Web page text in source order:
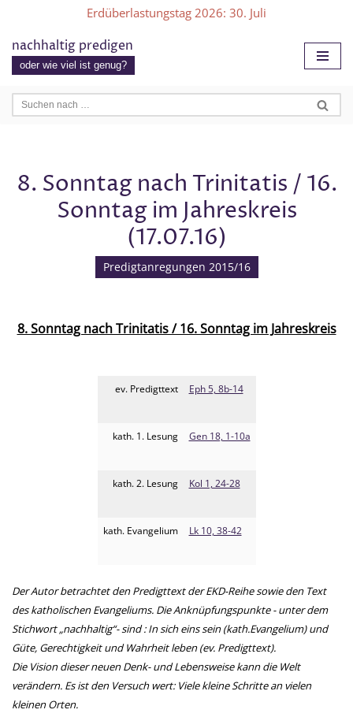
Zum
Inhalt
Erdüberlastungstag 2026: 30. Juli
nachhaltig predigen
oder wie viel ist genug?
8. Sonntag nach Trinitatis / 16.
Sonntag im Jahreskreis
(17.07.16)
Predigtanregungen 2015/16
8. Sonntag nach Trinitatis / 16. Sonntag im Jahreskreis
ev. Predigttext
kath. 1. Lesung
kath. 2. Lesung
kath. Evangelium
Eph 5, 8b-14
Gen 18, 1-10a
Kol 1, 24-28
Lk 10, 38-42
Der Autor betrachtet den Predigttext der EKD-Reihe sowie den Text
des katholischen Evangeliums. Die Anknüpfungspunkte - unter dem
Stichwort „nachhaltig“- sind : In sich eins sein (kath.Evangelium) und
Güte, Gerechtigkeit und Wahrheit leben (ev. Predigttext).
Die Vision dieser neuen Denk- und Lebensweise kann die Welt
verändern. Es ist den Versuch wert: Viele kleine Schritte an vielen
kleinen Orten.